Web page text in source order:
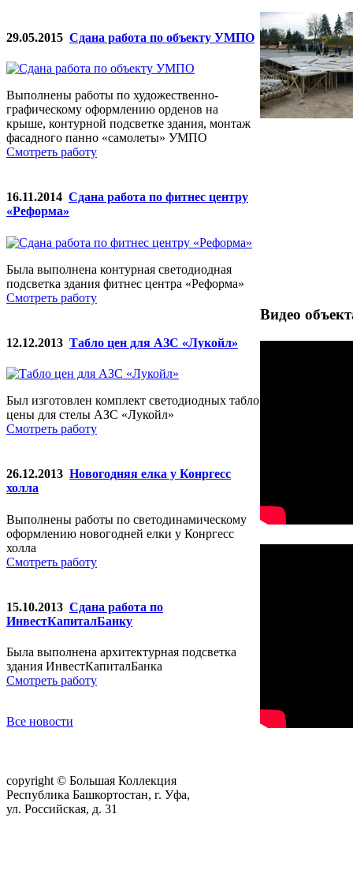
29.05.2015 Сдана работа по объекту УМПО
Выполнены работы по художественно-
графическому оформлению орденов на
крыше, контурной подсветке здания, монтаж
фасадного панно «самолеты» УМПО
Смотреть работу
16.11.2014 Сдана работа по фитнес центру
«Реформа»
Была выполнена контурная светодиодная
подсветка здания фитнес центра «Реформа»
Смотреть работу
12.12.2013 Табло цен для АЗС «Лукойл»
Был изготовлен комплект светодиодных табло
цены для стелы АЗС «Лукойл»
Смотреть работу
26.12.2013 Новогодняя елка у Конргесс
холла
Выполнены работы по светодинамическому
оформлению новогодней елки у Конргесс
холла
Смотреть работу
15.10.2013 Сдана работа по
ИнвестКапиталБанку
Была выполнена архитектурная подсветка
здания ИнвестКапиталБанка
Смотреть работу
Все новости
Видео
copyright © Большая Коллекция
Республика Башкортостан, г. Уфа,
ул. Российская, д. 31